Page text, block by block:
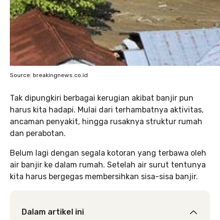
Source: breakingnews.co.id
Tak dipungkiri berbagai kerugian akibat banjir pun
harus kita hadapi. Mulai dari terhambatnya aktivitas,
ancaman penyakit, hingga rusaknya struktur rumah
dan perabotan.
Belum lagi dengan segala kotoran yang terbawa oleh
air banjir ke dalam rumah. Setelah air surut tentunya
kita harus bergegas membersihkan sisa-sisa banjir.
Dalam artikel ini